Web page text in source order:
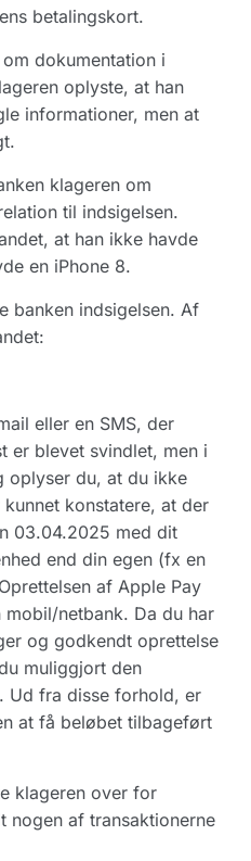
betalingskort.
dokumentation i
oplyste, at han
informationer, men at
klageren om
til indsigelsen.
at han ikke havde
en iPhone 8.
banken indsigelsen. Af
eller en SMS, der
er blevet svindlet, men i
du, at du ikke
konstatere, at der
03.04.2025 med dit
end din egen (fx en
af Apple Pay
netbank. Da du har
og godkendt oprettelse
muliggjort den
Ud fra disse forhold, er
at få beløbet tilbageført
klageren over for
nogen af transaktionerne